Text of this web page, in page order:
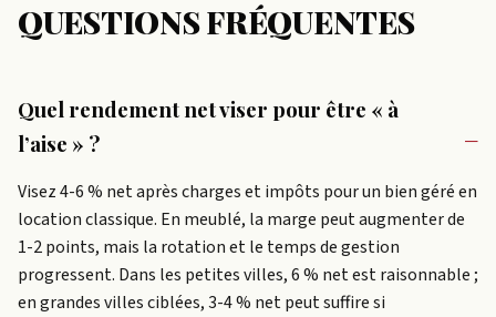
QUESTIONS FRÉQUENTES
Quel rendement net viser pour être « à
l’aise » ?
Visez 4-6 % net après charges et impôts pour un bien géré en
location classique. En meublé, la marge peut augmenter de
1-2 points, mais la rotation et le temps de gestion
progressent. Dans les petites villes, 6 % net est raisonnable ;
en grandes villes ciblées, 3-4 % net peut suffire si